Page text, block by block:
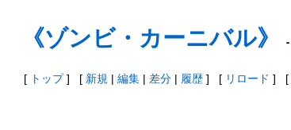
《ゾンビ・カーニバル》 -
[ トップ] [ 新規| 編集| 差分| 履歴] [ リロード ] [